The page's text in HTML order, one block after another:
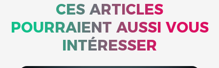
CES ARTICLES
POURRAIENT AUSSI VOUS
INTÉRESSER